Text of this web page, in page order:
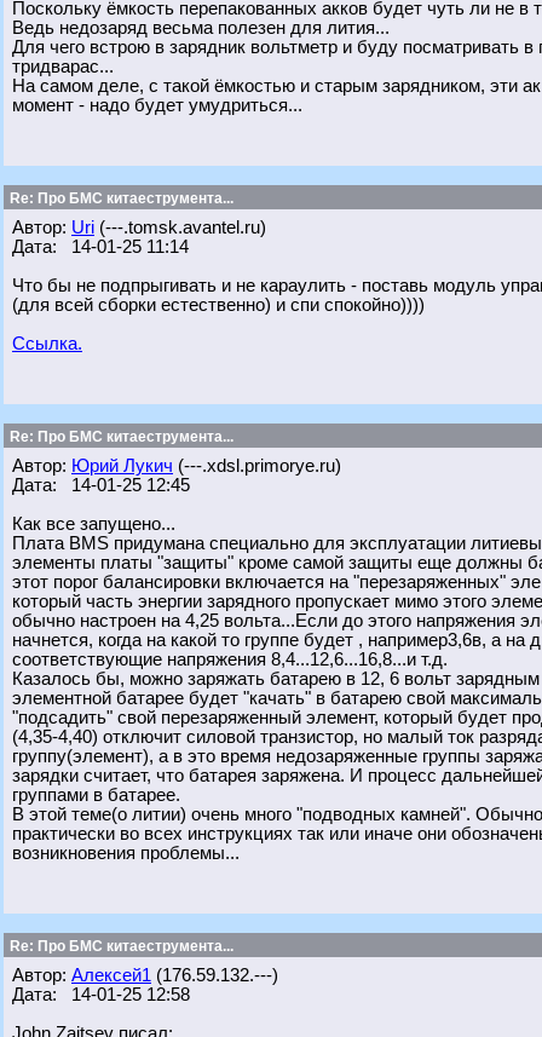
Поскольку ёмкость перепакованных акков будет чуть ли не
Ведь недозаряд весьма полезен для лития...
Для чего встрою в зарядник вольтметр и буду посматривать
тридварас...
На самом деле, с такой ёмкостью и старым зарядником, эти
момент - надо будет умудриться...
Re: Про БМС китаеструмента...
Автор: Uri (---.tomsk.avantel.ru)
Дата: 14-01-25 11:14
Что бы не подпрыгивать и не караулить - поставь модуль
(для всей сборки естественно) и спи спокойно))))
Ссылка.
Re: Про БМС китаеструмента...
Автор: Юрий Лукич (---.xdsl.primorye.ru)
Дата: 14-01-25 12:45
Как все запущено...
Плата BMS придумана специально для эксплуатации
элементы платы "защиты" кроме самой защиты еще должны
этот порог балансировки включается на "перезаряженных"
который часть энергии зарядного пропускает мимо этого
обычно настроен на 4,25 вольта...Если до этого напряжения
начнется, когда на какой то группе будет , например3,6в, а
соответствующие напряжения 8,4...12,6...16,8...и т.д.
Казалось бы, можно заряжать батарею в 12, 6 вольт зарядным
элементной батарее будет "качать" в батарею свой
"подсадить" свой перезаряженный элемент, который будет
(4,35-4,40) отключит силовой транзистор, но малый ток
группу(элемент), а в это время недозаряженные группы
зарядки считает, что батарея заряжена. И процесс
группами в батарее.
В этой теме(о литии) очень много "подводных камней".
практически во всех инструкциях так или иначе они
возникновения проблемы...
Re: Про БМС китаеструмента...
Автор: Алексей1 (176.59.132.---)
Дата: 14-01-25 12:58